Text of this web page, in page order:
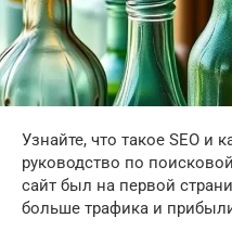
Узнайте, что такое SEO и
руководство по
сайт был на первой
больше трафика и